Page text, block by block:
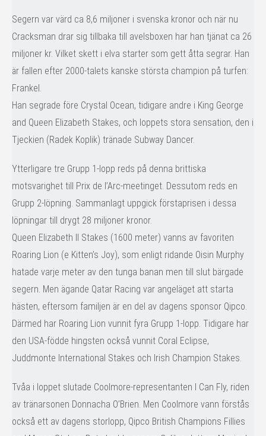
Segern var värd ca 8,6 miljoner i svenska kronor och när nu
Cracksman drar sig tillbaka till avelsboxen har han tjänat ca 26
miljoner kr. Vilket skett i elva starter som gett åtta segrar. Han
är fallen efter 2000-talets kanske största champion på turfen:
Frankel.
Han segrade före Crystal Ocean, tidigare andre i King George
and Queen Elizabeth Stakes, och loppets stora sensation, den i
Tjeckien (Radek Koplik) tränade Subway Dancer.
Ytterligare tre Grupp 1-lopp reds på denna brittiska
motsvarighet till Prix de l’Arc-meetinget. Dessutom reds en
Grupp 2-löpning. Sammanlagt uppgick förstaprisen i dessa
löpningar till drygt 28 miljoner kronor.
Queen Elizabeth II Stakes (1600 meter) vanns av favoriten
Roaring Lion (e Kitten’s Joy), som enligt ridande Oisin Murphy
hatade varje meter av den tunga banan men till slut bärgade
segern. Men ägande Qatar Racing var angeläget att starta
hästen, eftersom familjen är en del av dagens sponsor Qipco.
Därmed har Roaring Lion vunnit fyra Grupp 1-lopp. Tidigare har
den USA-födde hingsten också vunnit Coral Eclipse,
Juddmonte International Stakes och Irish Champion Stakes.
Tvåa i loppet slutade Coolmore-representanten I Can Fly, riden
av tränarsonen Donnacha O’Brien. Men Coolmore vann förstås
också ett av dagens storlopp, Qipco British Champions Fillies